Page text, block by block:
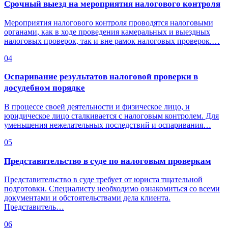
Срочный выезд на мероприятия налогового контроля
Мероприятия налогового контроля проводятся налоговыми
органами, как в ходе проведения камеральных и выездных
налоговых проверок, так и вне рамок налоговых проверок.…
04
Оспаривание результатов налоговой проверки в
досудебном порядке
В процессе своей деятельности и физическое лицо, и
юридическое лицо сталкивается с налоговым контролем. Для
уменьшения нежелательных последствий и оспаривания…
05
Представительство в суде по налоговым проверкам
Представительство в суде требует от юриста тщательной
подготовки. Специалисту необходимо ознакомиться со всеми
документами и обстоятельствами дела клиента.
Представитель…
06